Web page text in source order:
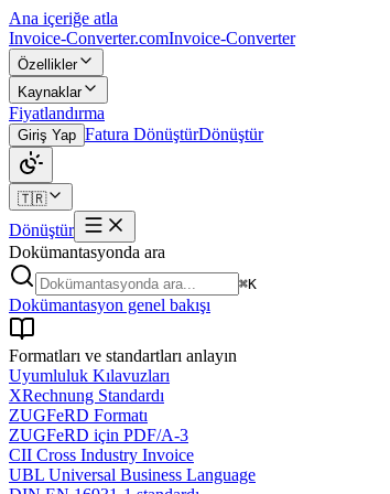
Ana içeriğe atla
Invoice-Converter.comInvoice-Converter
Özellikler
Kaynaklar
Fiyatlandırma
Giriş Yap Fatura DönüştürDönüştür
🇹🇷
Dönüştür
Dokümantasyonda ara
⌘K
Dokümantasyon genel bakışı
Formatları ve standartları anlayın
Uyumluluk Kılavuzları
XRechnung Standardı
ZUGFeRD Formatı
ZUGFeRD için PDF/A-3
CII Cross Industry Invoice
UBL Universal Business Language